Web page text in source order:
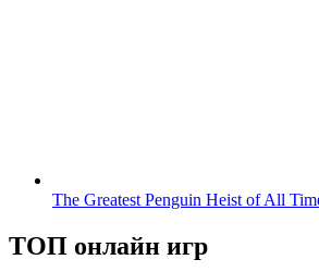
The Greatest Penguin Heist of All
ТОП онлайн игр